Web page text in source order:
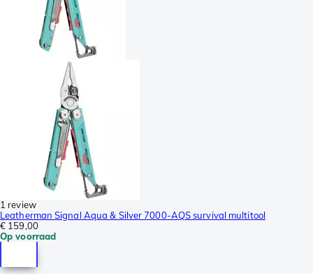
1 review
Leatherman Signal Aqua & Silver 7000-AQS survival multitool
€ 159,00
Op voorraad